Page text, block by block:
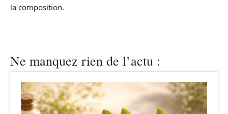
la composition.
Ne manquez rien de l’actu :